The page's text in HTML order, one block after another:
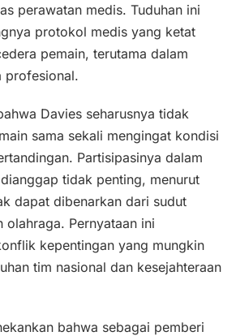
perawatan medis. Tuduhan ini
protokol medis yang ketat
pemain, terutama dalam
profesional.
Davies seharusnya tidak
sama sekali mengingat kondisi
Partisipasinya dalam
tidak penting, menurut
dapat dibenarkan dari sudut
olahraga. Pernyataan ini
kepentingan yang mungkin
tim nasional dan kesejahteraan
bahwa sebagai pemberi